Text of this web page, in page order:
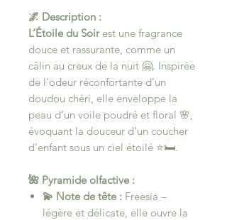
🌌 Description :
L’Étoile du Soirest une fragrance
douce et rassurante, comme un
câlin au creux de la nuit 🤗. Inspirée
de l’odeur réconfortante d’un
doudou chéri, elle enveloppe la
peau d’un voile poudré et floral 🌸,
évoquant la douceur d’un coucher
d’enfant sous un ciel étoilé ⭐🛏️.
🌺 Pyramide olfactive :
💫 Note de tête : Freesia –
légère et délicate, elle ouvre la